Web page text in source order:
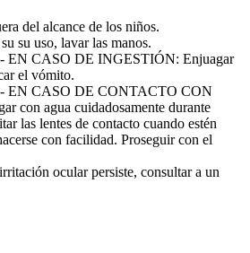
del alcance de los niños.
su uso, lavar las manos.
EN CASO DE INGESTIÓN: Enjuagar
el vómito.
- EN CASO DE CONTACTO CON
con agua cuidadosamente durante
las lentes de contacto cuando estén
con facilidad. Proseguir con el
ocular persiste, consultar a un